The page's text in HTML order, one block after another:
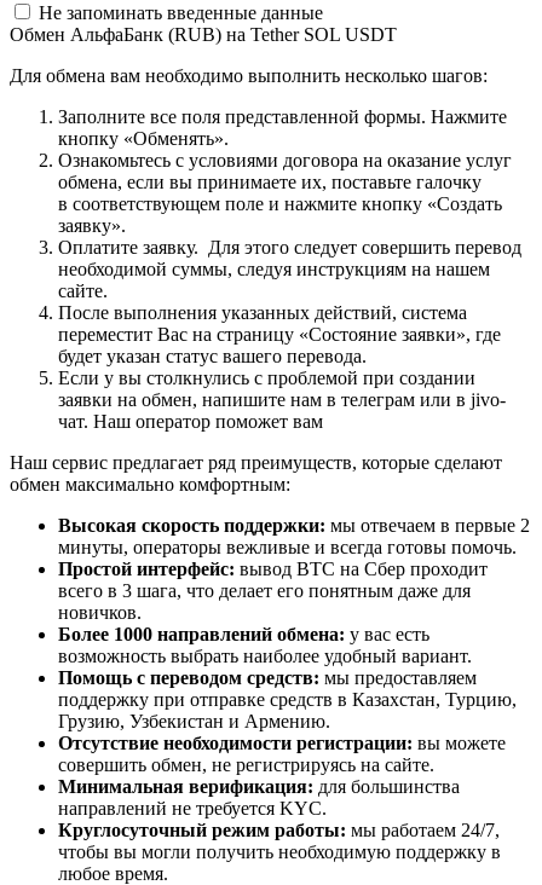
Не запоминать введенные данные
Обмен АльфаБанк (RUB) на Tether SOL USDT
Для обмена вам необходимо выполнить несколько шагов:
Заполните все поля представленной формы. Нажмите
кнопку «Обменять».
Ознакомьтесь с условиями договора на оказание услуг
обмена, если вы принимаете их, поставьте галочку
в соответствующем поле и нажмите кнопку «Создать
заявку».
Оплатите заявку. Для этого следует совершить перевод
необходимой суммы, следуя инструкциям на нашем
сайте.
После выполнения указанных действий, система
переместит Вас на страницу «Состояние заявки», где
будет указан статус вашего перевода.
Если у вы столкнулись с проблемой при создании
заявки на обмен, напишите нам в телеграм или в jivo-
чат. Наш оператор поможет вам
Наш сервис предлагает ряд преимуществ, которые сделают
обмен максимально комфортным:
Высокая скорость поддержки: мы отвечаем в первые 2
минуты, операторы вежливые и всегда готовы помочь.
Простой интерфейс: вывод BTC на Сбер проходит
всего в 3 шага, что делает его понятным даже для
новичков.
Более 1000 направлений обмена: у вас есть
возможность выбрать наиболее удобный вариант.
Помощь с переводом средств: мы предоставляем
поддержку при отправке средств в Казахстан, Турцию,
Грузию, Узбекистан и Армению.
Отсутствие необходимости регистрации: вы можете
совершить обмен, не регистрируясь на сайте.
Минимальная верификация: для большинства
направлений не требуется KYC.
Круглосуточный режим работы: мы работаем 24/7,
чтобы вы могли получить необходимую поддержку в
любое время.